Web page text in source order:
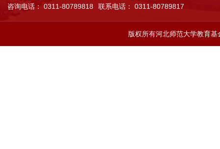
咨询电话： 0311-80789818
联系电话： 0311-80789817
版权所有河北师范大学教育